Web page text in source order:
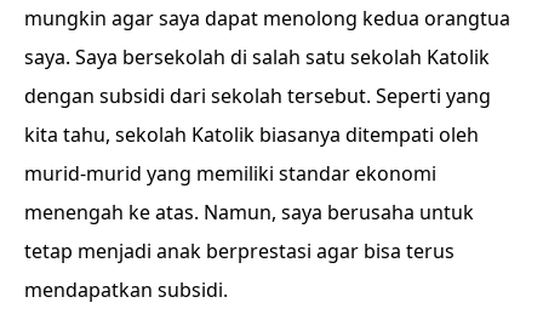
mungkin agar saya dapat menolong kedua orangtua
saya. Saya bersekolah di salah satu sekolah Katolik
dengan subsidi dari sekolah tersebut. Seperti yang
kita tahu, sekolah Katolik biasanya ditempati oleh
murid-murid yang memiliki standar ekonomi
menengah ke atas. Namun, saya berusaha untuk
tetap menjadi anak berprestasi agar bisa terus
mendapatkan subsidi.